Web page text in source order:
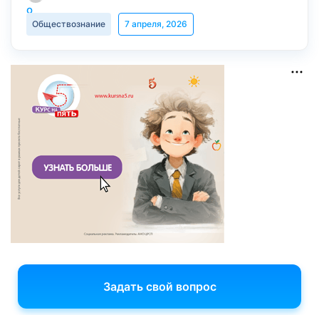
Обществознание 7 апреля, 2026
Задать свой вопрос